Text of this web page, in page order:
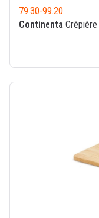
79.30-99.20
Continenta Crêpière